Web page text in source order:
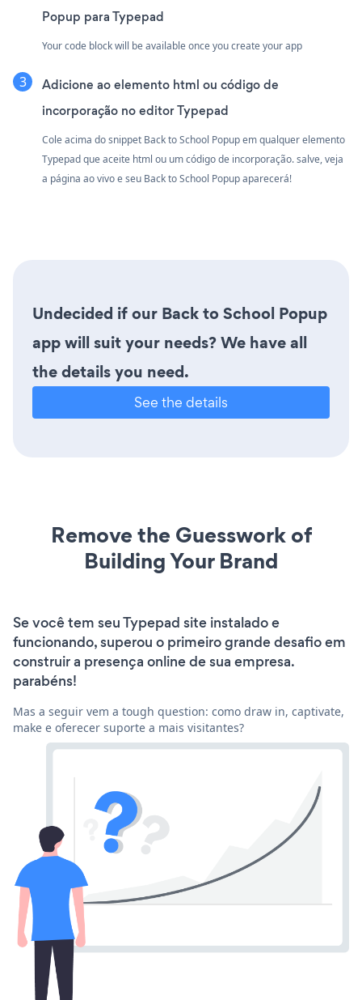
Popup para Typepad
Your code block will be available once you create your app
Adicione ao elemento html ou código de
incorporação no editor Typepad
Cole acima do snippet Back to School Popup em qualquer elemento
Typepad que aceite html ou um código de incorporação. salve, veja
a página ao vivo e seu Back to School Popup aparecerá!
Undecided if our Back to School Popup
app will suit your needs? We have all
the details you need.
See the details
Remove the Guesswork of
Building Your Brand
Se você tem seu Typepad site instalado e
funcionando, superou o primeiro grande desafio em
construir a presença online de sua empresa.
parabéns!
Mas a seguir vem a tough question: como draw in, captivate,
make e oferecer suporte a mais visitantes?